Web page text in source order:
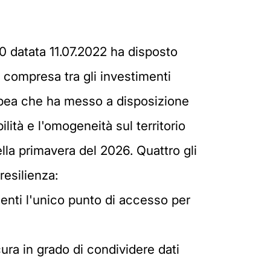
11.07.2022 ha disposto
tra gli investimenti
che ha messo a disposizione
e l'omogeneità sul territorio
primavera del 2026. Quattro gli
l'unico punto di accesso per
in grado di condividere dati